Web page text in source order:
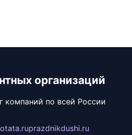
организаций
компаний по всей России
prazdnikdushi.ru